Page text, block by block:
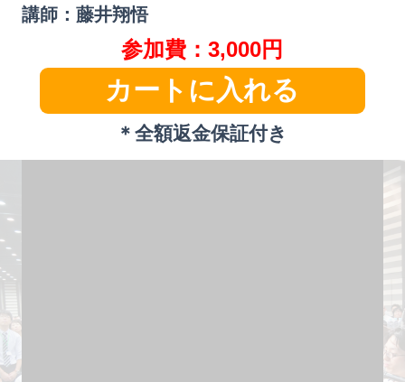
講師：藤井翔悟
参加費：3,000円
カートに入れる
＊全額返金保証付き